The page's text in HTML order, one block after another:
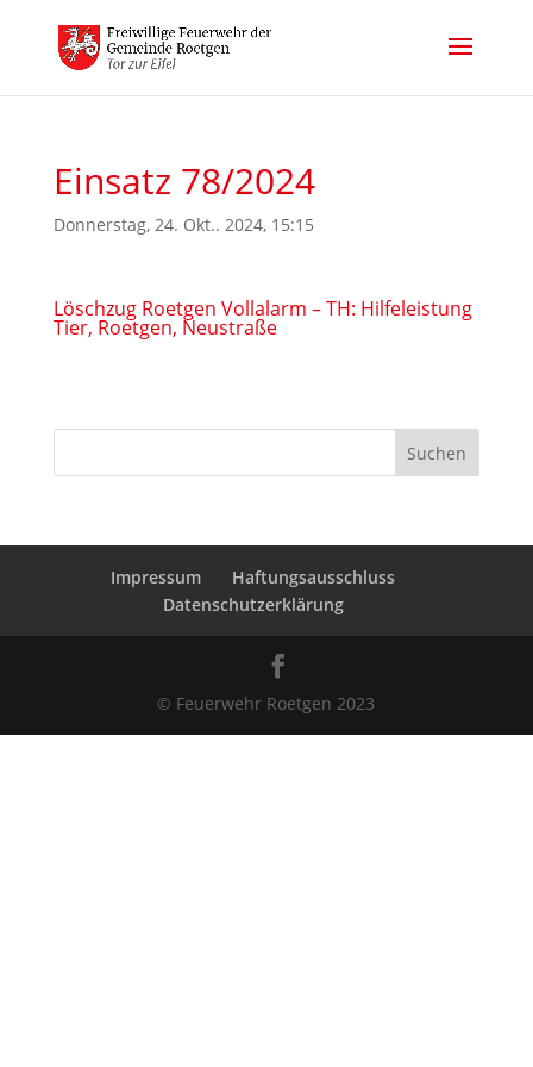
Einsatz 78/2024
Donnerstag, 24. Okt.. 2024, 15:15
Löschzug Roetgen Vollalarm – TH: Hilfeleistung
Tier, Roetgen, Neustraße
Suchen
Impressum
Haftungsausschluss
Datenschutzerklärung
© Feuerwehr Roetgen 2023